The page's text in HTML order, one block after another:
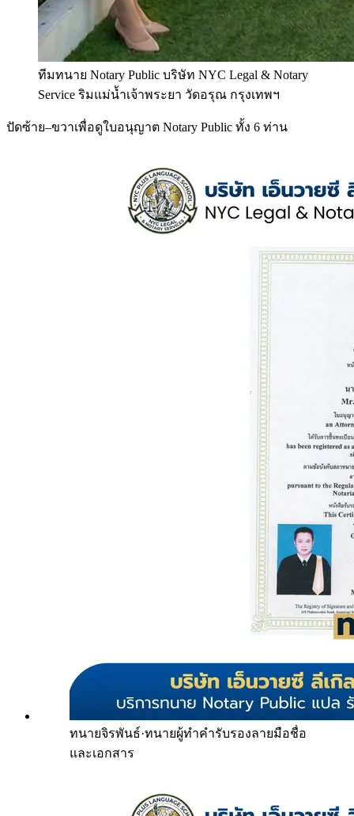
ทีมทนาย Notary Public บริษัท NYC Legal & Notary
Service ริมแม่น้ำเจ้าพระยา วัดอรุณ กรุงเทพฯ
ปัดซ้าย–ขวาเพื่อดูใบอนุญาต Notary Public ทั้ง 6 ท่าน
ทนายจิรพันธ์·ทนายผู้ทำคำรับรองลายมือชื่อ
และเอกสาร